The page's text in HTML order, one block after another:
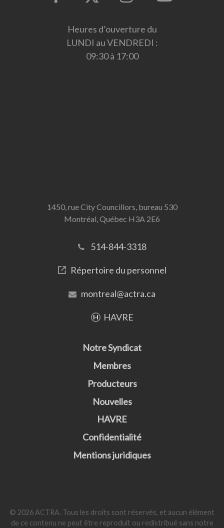
Heures d’ouverture du
LUNDI au VENDREDI :
09:30 à 17:00
1450, rue City Councillors, bureau 530
Montréal, Québec H3A 2E6
514-844-3318
Répertoire du personnel
montreal@actra.ca
HAVRE
Notre Syndicat
Membres
Producteurs
Nouvelles
HAVRE
Confidentialité
Mentions juridiques
© 2026 ACTRA. Tous les droits sont réservés, et aucun élément
de ce contenu ne peut être reproduit ou redistribué sans notre